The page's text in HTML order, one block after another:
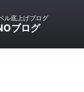
ル底上げブログ
ブログ